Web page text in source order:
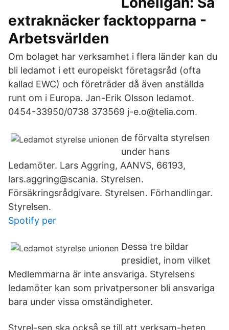
extraknäcker facktopparna -
Arbetsvärlden
Om bolaget har verksamhet i flera länder kan du
bli ledamot i ett europeiskt företagsråd (ofta
kallad EWC) och företräder då även anställda
runt om i Europa. Jan-Erik Olsson ledamot.
0454-33950/0738 373569 j-e.o@telia.com.
de förvalta styrelsen
under hans
Ledamöter. Lars Aggring, AANVS, 66193,
lars.aggring@scania. Styrelsen.
Försäkringsrådgivare. Styrelsen. Förhandlingar.
Styrelsen.
Spotify per
Dessa tre bildar
presidiet, inom vilket
Medlemmarna är inte ansvariga. Styrelsens
ledamöter kan som privatpersoner bli ansvariga
bara under vissa omständigheter.
Styrel-sen ska också se till att verksam-heten